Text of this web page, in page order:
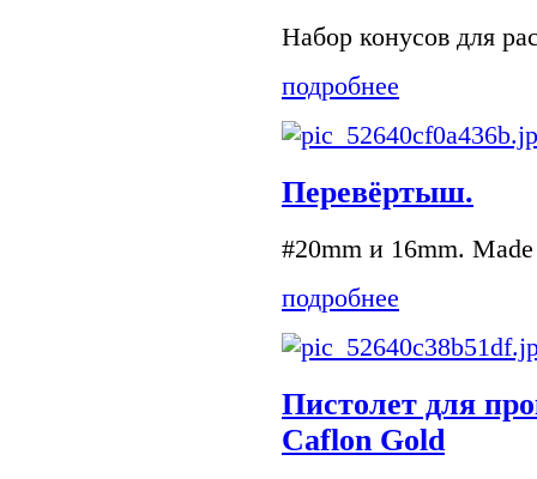
Набор конусов для
подробнее
Перевёртыш.
#20mm и 16mm.
подробнее
Пистолет для
Caflon Gold